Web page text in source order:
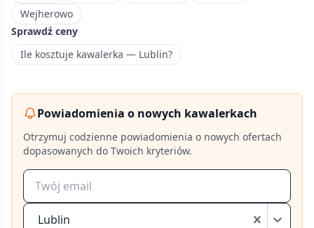
Wejherowo
Sprawdź ceny
Ile kosztuje kawalerka — Lublin?
Powiadomienia o nowych kawalerkach
Otrzymuj codzienne powiadomienia o nowych ofertach
dopasowanych do Twoich kryteriów.
Lublin